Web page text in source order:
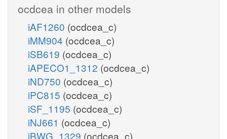
ocdcea in other models
iAF1260 (ocdcea_c)
iMM904 (ocdcea_c)
iSB619 (ocdcea_c)
iAPECO1_1312 (ocdcea_c)
iND750 (ocdcea_c)
iPC815 (ocdcea_c)
iSF_1195 (ocdcea_c)
iNJ661 (ocdcea_c)
iBWG_1329 (ocdcea_c)